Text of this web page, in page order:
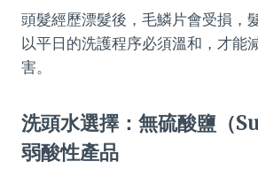
頭髮經歷漂髮後，毛鱗片會受損，
以平日的洗護程序必須溫和，才能
害。
洗頭水選擇：無硫酸鹽（
弱酸性產品